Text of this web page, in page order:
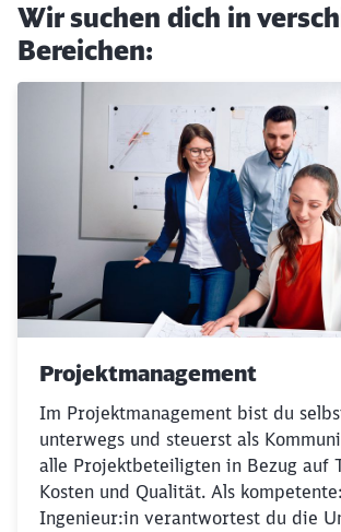
Wir suchen dich in
Bereichen:
Projektmanagement
Im Projektmanagement bist du
unterwegs und steuerst als
alle Projektbeteiligten in Bezug auf
Kosten und Qualität. Als
Ingenieur:in verantwortest du die